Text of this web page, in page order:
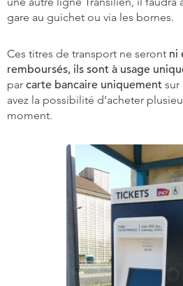
gare au guichet ou via les bornes.
Ces titres de transport ne seront ni
remboursés, ils sont à usage
par carte bancaire uniquement sur
avez la possibilité d’acheter
moment.